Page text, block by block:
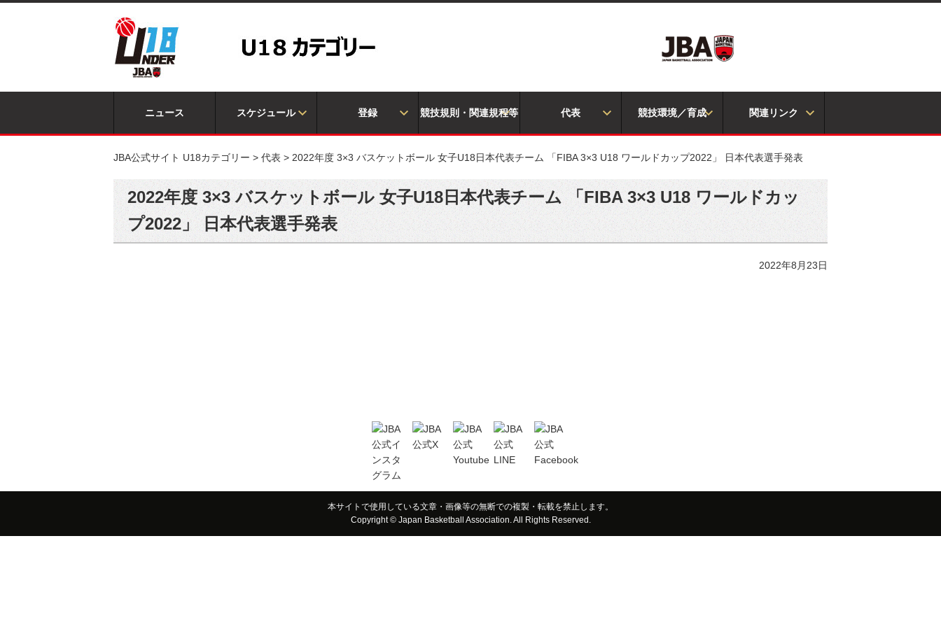
ニュース スケジュール 登録 競技規則・関連規程等 代表 競技環境／育成 関連リンク
JBA公式サイト U18カテゴリー > 代表 > 2022年度 3×3 バスケットボール 女子U18日本代表チーム 「FIBA 3×3 U18 ワールドカップ2022」 日本代表選手発表
2022年度 3×3 バスケットボール 女子U18日本代表チーム 「FIBA 3×3 U18 ワールドカッ
プ2022」 日本代表選手発表
2022年8月23日
本サイトで使用している文章・画像等の無断での複製・転載を禁止します。
Copyright © Japan Basketball Association. All Rights Reserved.